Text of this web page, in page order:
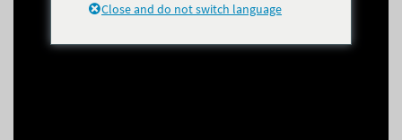
Top
Close and do not switch language